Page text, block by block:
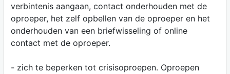
verbintenis aangaan, contact onderhouden met de
oproeper, het zelf opbellen van de oproeper en het
onderhouden van een briefwisseling of online
contact met de oproeper.
- zich te beperken tot crisisoproepen. Oproepen